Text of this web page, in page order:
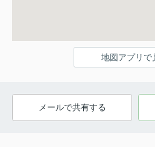
地図アプリで
メールで共有する